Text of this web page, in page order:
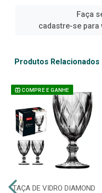
Faça
cadastre-se
Produtos Relacionados
COMPRE E GANHE
TAÇA DE VIDRO DIAMOND